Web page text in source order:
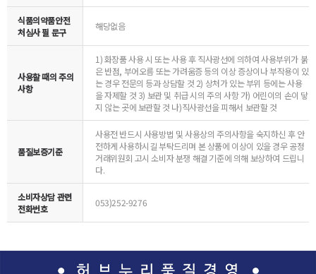
식품의약품안전
처심사 필 문구
해당없음
사용할 때의 주의
사항
1) 화장품 사용 시 또는 사용 후 직사광선에 의하여 사용부위가 붉
은 반점, 부어오름 또는 가려움증 등의 이상 증상이나 부작용이 있
는 경우 전문의 등과 상담할 것 2) 상처가 있는 부위 등에는 사용
을 자제할 것 3) 보관 및 취급 시의 주의 사항 가) 어린이의 손이 닿
지 않는 곳에 보관할 것 나)직사광선을 피해서 보관할 것
품질보증기준
사용전 반드시 사용방법 및 사용상의 주의사항을 숙지하신 후 안
전하게 사용하시길 부탁드리며 본 상품에 이상이 있을 경우 공정
거래위원회 고시 소비자 분쟁 해결 기준에 의해 보상하여 드립니
다.
소비자상담 관련
전화번호
053)252-9276